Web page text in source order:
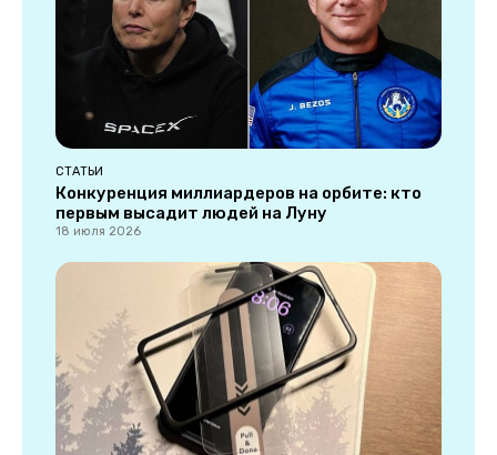
СТАТЬИ
Конкуренция миллиардеров на орбите: кто
первым высадит людей на Луну
18 июля 2026